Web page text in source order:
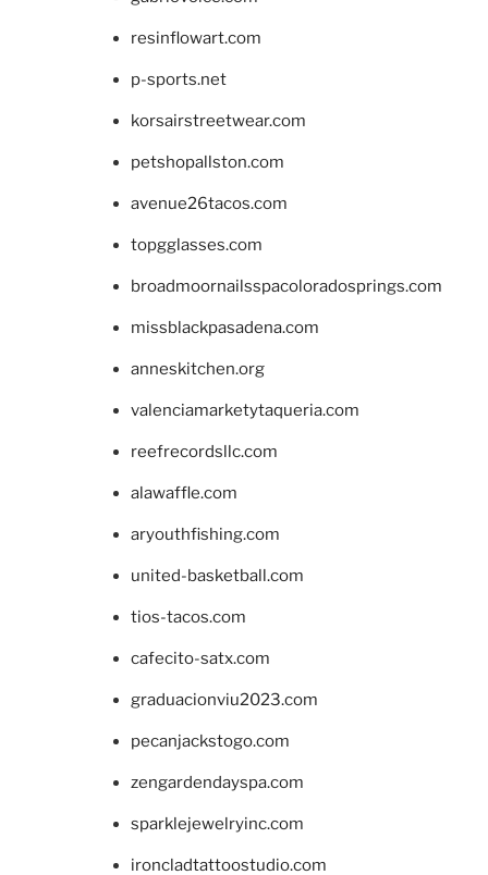
resinflowart.com
p-sports.net
korsairstreetwear.com
petshopallston.com
avenue26tacos.com
topgglasses.com
broadmoornailsspacoloradosprings.com
missblackpasadena.com
anneskitchen.org
valenciamarketytaqueria.com
reefrecordsllc.com
alawaffle.com
aryouthfishing.com
united-basketball.com
tios-tacos.com
cafecito-satx.com
graduacionviu2023.com
pecanjackstogo.com
zengardendayspa.com
sparklejewelryinc.com
ironcladtattoostudio.com